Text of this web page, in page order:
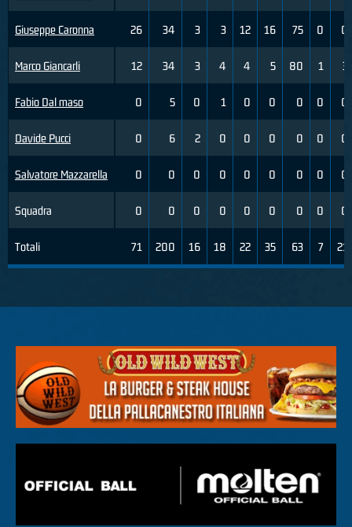
Giuseppe Caronna
Marco Giancarli
Fabio Dal maso
Davide Pucci
Salvatore Mazzarella
Squadra
Totali
26 34 3 3 12 16 75 0 0
12 34 3 4 4 5 80 1 3
0 5 0 1 0 0 0 0 0
0 6 2 0 0 0 0 0 0
0 0 0 0 0 0 0 0 0
0 0 0 0 0 0 0 0 0
71 200 16 18 22 35 63 7 21